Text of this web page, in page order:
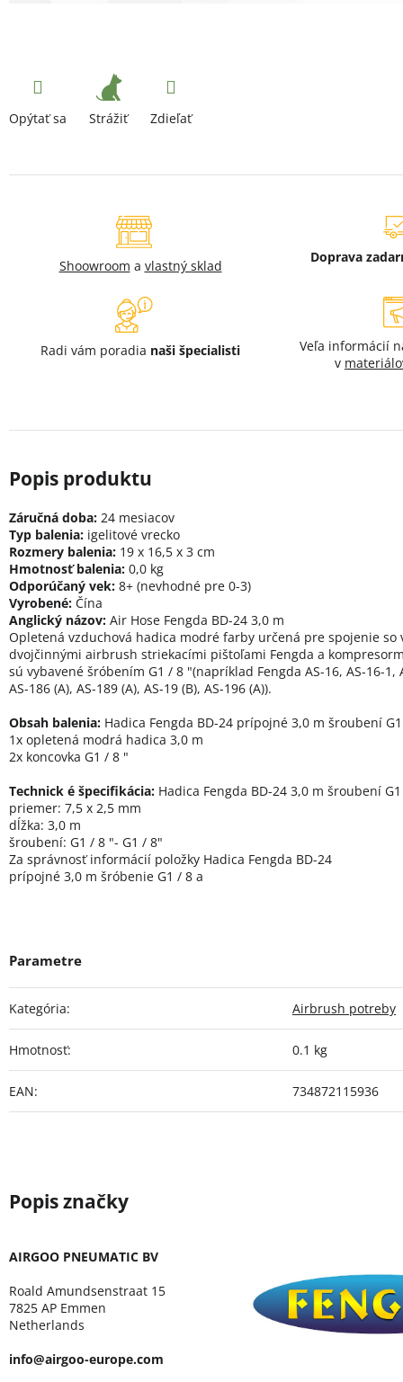
Opýtať sa Strážiť Zdieľať
Shoowroom a vlastný sklad
Doprava
Radi vám poradia naši špecialisti
Veľa informácií
v
Záručná doba: 24 mesiacov
Typ balenia: igelitové vrecko
Rozmery balenia: 19 x 16,5 x 3 cm
Hmotnosť balenia: 0,0 kg
Odporúčaný vek: 8+ (nevhodné pre 0-3)
Vyrobené: Čína
Anglický názov: Air Hose Fengda BD-24 3,0 m
Opletená vzduchová hadica modré farby určená pre spojenie so
dvojčinnými airbrush striekacími pištoľami Fengda a
sú vybavené šróbením G1 / 8 "(napríklad Fengda AS-16, AS-16-1,
AS-186 (A), AS-189 (A), AS-19 (B), AS-196 (A)).
Obsah balenia: Hadica Fengda BD-24 prípojné 3,0 m šroubení
1x opletená modrá hadica 3,0 m
2x koncovka G1 / 8 "
Technick é špecifikácia: Hadica Fengda BD-24 3,0 m šroubení
priemer: 7,5 x 2,5 mm
dĺžka: 3,0 m
šroubení: G1 / 8 "- G1 / 8"
Za správnosť informácií položky Hadica Fengda BD-24
prípojné 3,0 m šróbenie G1 / 8 a
Kategória: Airbrush potreby
Hmotnosť: 0.1 kg
EAN: 734872115936
AIRGOO PNEUMATIC BV
Roald Amundsenstraat 15
7825 AP Emmen
Netherlands
info@airgoo-europe.com